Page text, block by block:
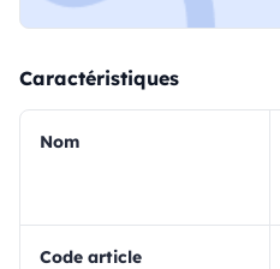
Caractéristiques
Nom
Code article